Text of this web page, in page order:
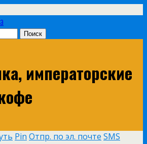
императорские
Pin Отпр. по эл. почте SMS